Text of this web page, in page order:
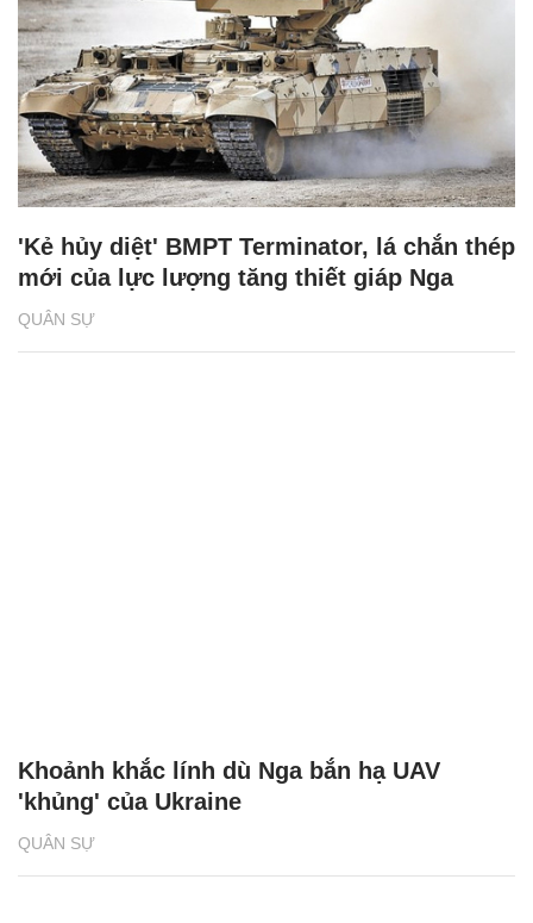
QUÂN SỰ
'Kẻ hủy diệt' BMPT Terminator, lá chắn thép
mới của lực lượng tăng thiết giáp Nga
QUÂN SỰ
Khoảnh khắc lính dù Nga bắn hạ UAV
'khủng' của Ukraine